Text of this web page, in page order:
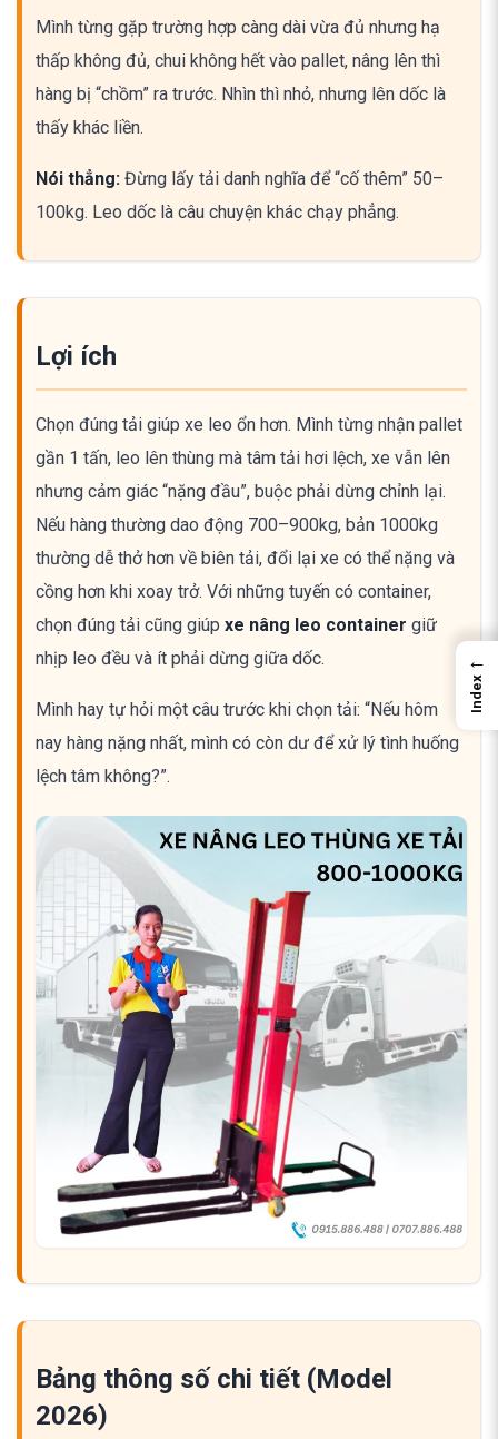
Mình từng gặp trường hợp càng dài vừa đủ nhưng hạ
thấp không đủ, chui không hết vào pallet, nâng lên thì
hàng bị “chồm” ra trước. Nhìn thì nhỏ, nhưng lên dốc là
thấy khác liền.
Nói thẳng: Đừng lấy tải danh nghĩa để “cố thêm” 50–
100kg. Leo dốc là câu chuyện khác chạy phẳng.
Lợi ích
Chọn đúng tải giúp xe leo ổn hơn. Mình từng nhận pallet
gần 1 tấn, leo lên thùng mà tâm tải hơi lệch, xe vẫn lên
nhưng cảm giác “nặng đầu”, buộc phải dừng chỉnh lại.
Nếu hàng thường dao động 700–900kg, bản 1000kg
thường dễ thở hơn về biên tải, đổi lại xe có thể nặng và
cồng hơn khi xoay trở. Với những tuyến có container,
chọn đúng tải cũng giúp xe nâng leo container giữ
nhịp leo đều và ít phải dừng giữa dốc.
Mình hay tự hỏi một câu trước khi chọn tải: “Nếu hôm
nay hàng nặng nhất, mình có còn dư để xử lý tình huống
lệch tâm không?”.
Bảng thông số chi tiết (Model
2026)
←
Index